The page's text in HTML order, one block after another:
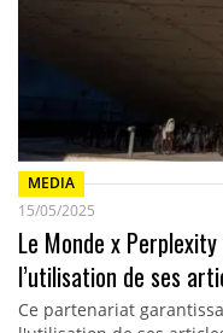
MEDIA
15/05/2025
Le Monde x
l’utilisation de ses
Ce partenariat